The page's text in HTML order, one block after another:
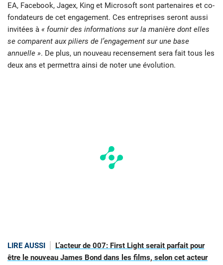
EA, Facebook, Jagex, King et Microsoft sont partenaires et co-
fondateurs de cet engagement. Ces entreprises seront aussi
invitées à « fournir des informations sur la manière dont elles
se comparent aux piliers de l’engagement sur une base
annuelle ». De plus, un nouveau recensement sera fait tous les
deux ans et permettra ainsi de noter une évolution.
LIRE AUSSI
L’acteur de 007: First Light serait parfait pour
être le nouveau James Bond dans les films, selon cet acteur